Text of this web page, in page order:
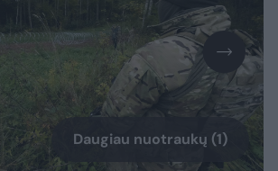
Daugiau nuotraukų (1)